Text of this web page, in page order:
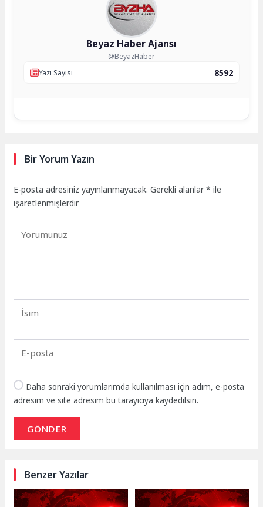
Beyaz Haber Ajansı
@BeyazHaber
Yazı Sayısı
8592
Bir Yorum Yazın
E-posta adresiniz yayınlanmayacak. Gerekli alanlar* ile
işaretlenmişlerdir
Daha sonraki yorumlarımda kullanılması için adım, e-posta
adresim ve site adresim bu tarayıcıya kaydedilsin.
GÖNDER
Benzer Yazılar